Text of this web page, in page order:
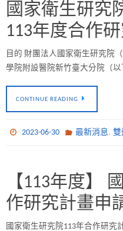
國家衛生研究
113年度合作
目的 財團法人國家衛生研究院
學院附設醫院新竹臺大分院（
CONTINUE READING
2023-06-30 最新消息, 雙
【113年度】
作研究計畫申
國家衛生研究院113年合作研究